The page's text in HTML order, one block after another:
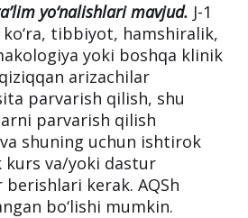
yo‘nalishlari mavjud. J-1
tibbiyot, hamshiralik,
yoki boshqa klinik
arizachilar
parvarish qilish, shu
parvarish qilish
shuning uchun ishtirok
kurs va/yoki dastur
kerak. AQSh
bo‘lishi mumkin.